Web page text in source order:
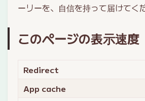
ーリーを、自信を持って届けてく
このページの表示速度
Redirect
App cache